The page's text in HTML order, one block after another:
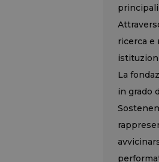
principali
ricerca e
La
in grado